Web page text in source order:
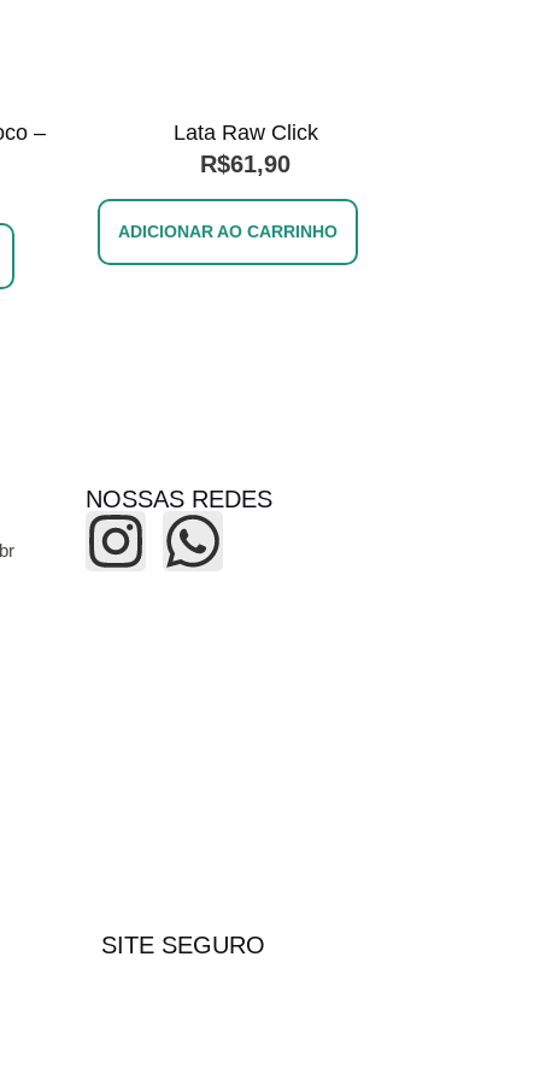
–
Lata Raw Click
R$61,90
ADICIONAR AO CARRINHO
NOSSAS REDES
SITE SEGURO